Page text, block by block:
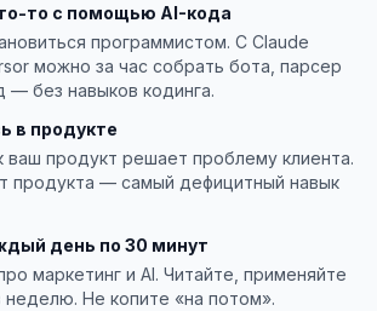
то с помощью AI-кода
программистом. С Claude
можно за час собрать бота, парсер
— без навыков кодинга.
в продукте
ваш продукт решает проблему клиента.
продукта — самый дефицитный навык
день по 30 минут
маркетинг и AI. Читайте, применяйте
Не копите «на потом».